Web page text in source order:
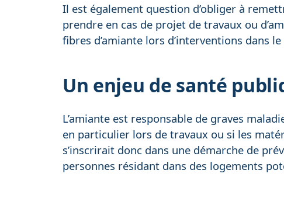
Il est également question d’obliger à
prendre en cas de projet de travaux ou
fibres d’amiante lors d’interventions dans
Un enjeu de santé
L’amiante est responsable de graves
en particulier lors de travaux ou si les
s’inscrirait donc dans une démarche de
personnes résidant dans des logements